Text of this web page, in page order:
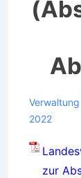
2022
zur